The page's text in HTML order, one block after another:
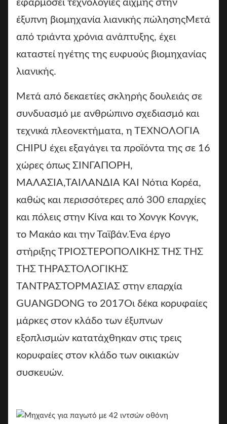
εφαρμόσει τεχνολογίες αιχμής στην
έξυπνη βιομηχανία λιανικής πώλησηςΜετά
από τριάντα χρόνια ανάπτυξης, έχει
καταστεί ηγέτης της ευφυούς βιομηχανίας
λιανικής.
Μετά από δεκαετίες σκληρής δουλειάς σε
συνδυασμό με ανθρώπινο σχεδιασμό και
τεχνικά πλεονεκτήματα, η ΤΕΧΝΟΛΟΓΙΑ
CHIPU έχει εξαγάγει τα προϊόντα της σε 16
χώρες όπως ΣΙΝΓΑΠΟΡΗ,
ΜΑΛΑΣΙΑ,ΤΑΙΛΑΝΔΙΑ ΚΑΙ Νότια Κορέα,
καθώς και περισσότερες από 300 επαρχίες
και πόλεις στην Κίνα και το Χονγκ Κονγκ,
το Μακάο και την Ταϊβάν.Ένα έργο
στήριξης ΤΡΙΟΣΤΕΡΟΠΟΛΙΚΗΣ ΤΗΣ ΤΗΣ
ΤΗΣ ΤΗΡΑΣΤΟΛΟΓΙΚΗΣ
ΤΑΝΤΡΑΣΤΟΡΜΑΣΙΑΣ στην επαρχία
GUANGDONG το 2017Οι δέκα κορυφαίες
μάρκες στον κλάδο των έξυπνων
εξοπλισμών κατατάχθηκαν στις τρεις
κορυφαίες στον κλάδο των οικιακών
συσκευών.